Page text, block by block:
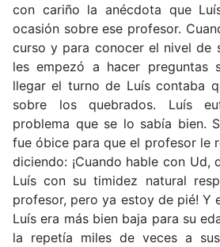
con cariño la anécdota que
ocasión sobre ese profesor.
curso y para conocer el nivel de
les empezó a hacer preguntas
llegar el turno de Luís contaba
sobre los quebrados. Luís
problema que se lo sabía bien.
fue óbice para que el profesor le
diciendo: ¡Cuando hable con Ud,
Luís con su timidez natural
profesor, pero ya estoy de pié! Y
Luís era más bien baja para su
la repetía miles de veces a